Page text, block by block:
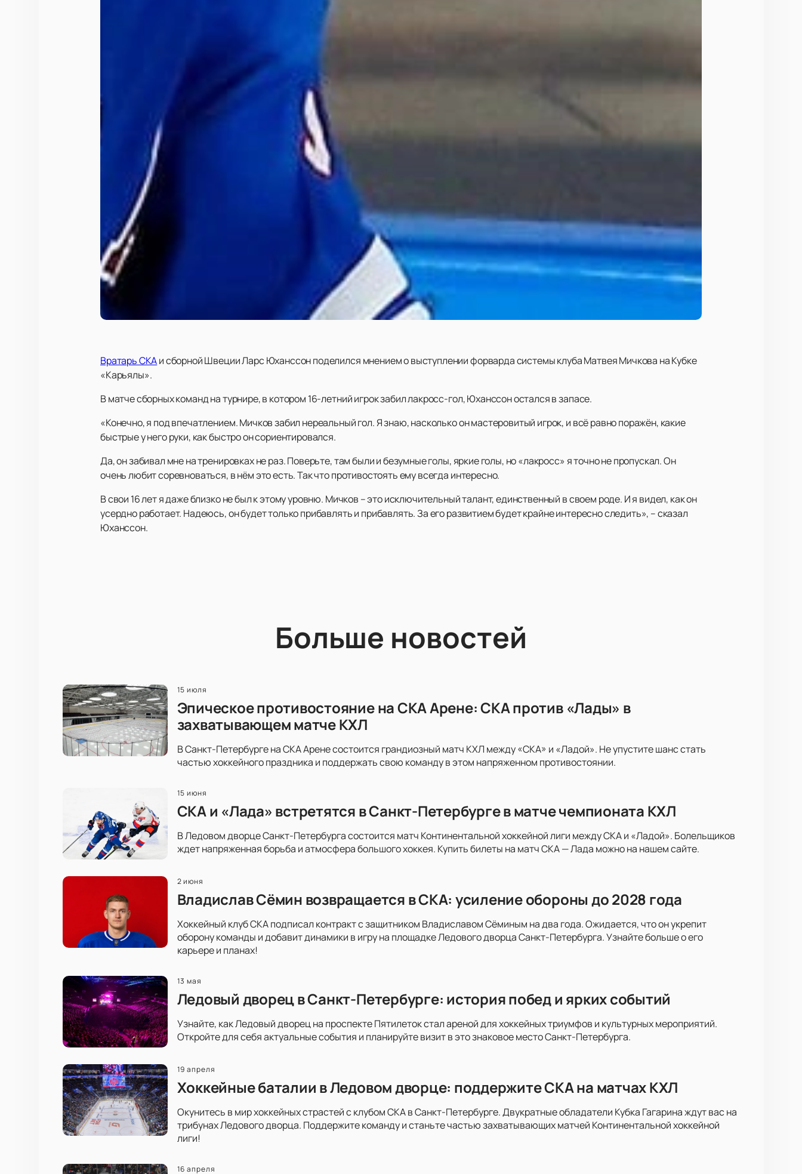
Вратарь СКАи сборной Швеции Ларс Юханссон поделился мнением о выступлении форварда системы клуба Матвея Мичкова на Кубке
«Карьялы».
В матче сборных команд на турнире, в котором 16-летний игрок забил лакросс-гол, Юханссон остался в запасе.
«Конечно, я под впечатлением. Мичков забил нереальный гол. Я знаю, насколько он мастеровитый игрок, и всё равно поражён, какие
быстрые у него руки, как быстро он сориентировался.
Да, он забивал мне на тренировках не раз. Поверьте, там были и безумные голы, яркие голы, но «лакросс» я точно не пропускал. Он
очень любит соревноваться, в нём это есть. Так что противостоять ему всегда интересно.
В свои 16 лет я даже близко не был к этому уровню. Мичков – это исключительный талант, единственный в своем роде. И я видел, как он
усердно работает. Надеюсь, он будет только прибавлять и прибавлять. За его развитием будет крайне интересно следить», – сказал
Юханссон.
Больше новостей
15 июля
Эпическое противостояние на СКА Арене: СКА против «Лады» в
захватывающем матче КХЛ
В Санкт-Петербурге на СКА Арене состоится грандиозный матч КХЛ между «СКА» и «Ладой». Не упустите шанс стать
частью хоккейного праздника и поддержать свою команду в этом напряженном противостоянии.
15 июня
СКА и «Лада» встретятся в Санкт-Петербурге в матче чемпионата КХЛ
В Ледовом дворце Санкт-Петербурга состоится матч Континентальной хоккейной лиги между СКА и «Ладой». Болельщиков
ждет напряженная борьба и атмосфера большого хоккея. Купить билеты на матч СКА — Лада можно на нашем сайте.
2 июня
Владислав Сёмин возвращается в СКА: усиление обороны до 2028 года
Хоккейный клуб СКА подписал контракт с защитником Владиславом Сёминым на два года. Ожидается, что он укрепит
оборону команды и добавит динамики в игру на площадке Ледового дворца Санкт-Петербурга. Узнайте больше о его
карьере и планах!
13 мая
Ледовый дворец в Санкт-Петербурге: история побед и ярких событий
Узнайте, как Ледовый дворец на проспекте Пятилеток стал ареной для хоккейных триумфов и культурных мероприятий.
Откройте для себя актуальные события и планируйте визит в это знаковое место Санкт-Петербурга.
19 апреля
Хоккейные баталии в Ледовом дворце: поддержите СКА на матчах КХЛ
Окунитесь в мир хоккейных страстей с клубом СКА в Санкт-Петербурге. Двукратные обладатели Кубка Гагарина ждут вас на
трибунах Ледового дворца. Поддержите команду и станьте частью захватывающих матчей Континентальной хоккейной
лиги!
16 апреля